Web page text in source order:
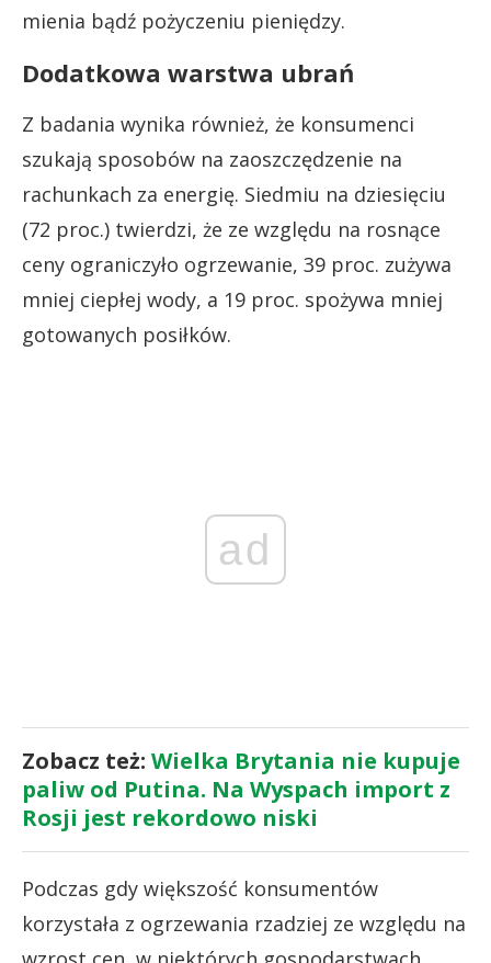
mienia bądź pożyczeniu pieniędzy.
Dodatkowa warstwa ubrań
Z badania wynika również, że konsumenci
szukają sposobów na zaoszczędzenie na
rachunkach za energię. Siedmiu na dziesięciu
(72 proc.) twierdzi, że ze względu na rosnące
ceny ograniczyło ogrzewanie, 39 proc. zużywa
mniej ciepłej wody, a 19 proc. spożywa mniej
gotowanych posiłków.
ad
Zobacz też: Wielka Brytania nie kupuje
paliw od Putina. Na Wyspach import z
Rosji jest rekordowo niski
Podczas gdy większość konsumentów
korzystała z ogrzewania rzadziej ze względu na